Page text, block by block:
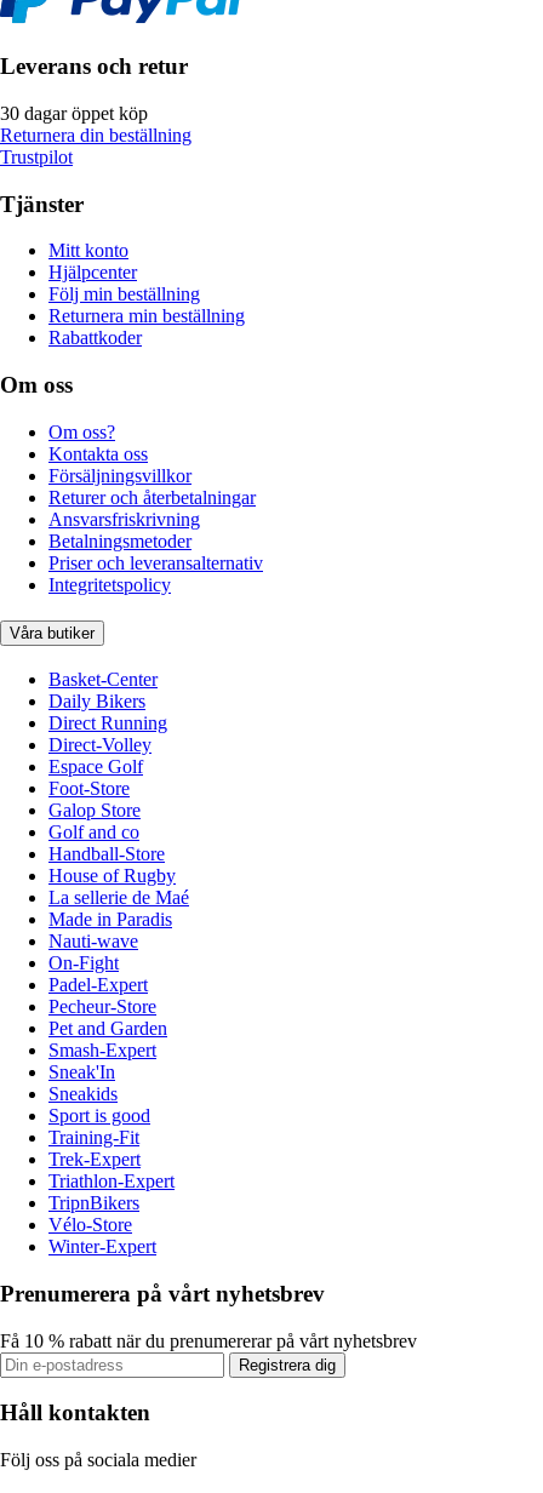
Leverans och retur
30 dagar öppet köp
Returnera din beställning
Trustpilot
Tjänster
Mitt konto
Hjälpcenter
Följ min beställning
Returnera min beställning
Rabattkoder
Om oss
Om oss?
Kontakta oss
Försäljningsvillkor
Returer och återbetalningar
Ansvarsfriskrivning
Betalningsmetoder
Priser och leveransalternativ
Integritetspolicy
Våra butiker
Basket-Center
Daily Bikers
Direct Running
Direct-Volley
Espace Golf
Foot-Store
Galop Store
Golf and co
Handball-Store
House of Rugby
La sellerie de Maé
Made in Paradis
Nauti-wave
On-Fight
Padel-Expert
Pecheur-Store
Pet and Garden
Smash-Expert
Sneak'In
Sneakids
Sport is good
Training-Fit
Trek-Expert
Triathlon-Expert
TripnBikers
Vélo-Store
Winter-Expert
Prenumerera på vårt nyhetsbrev
Få 10 % rabatt när du prenumererar på vårt nyhetsbrev
Registrera dig
Håll kontakten
Följ oss på sociala medier